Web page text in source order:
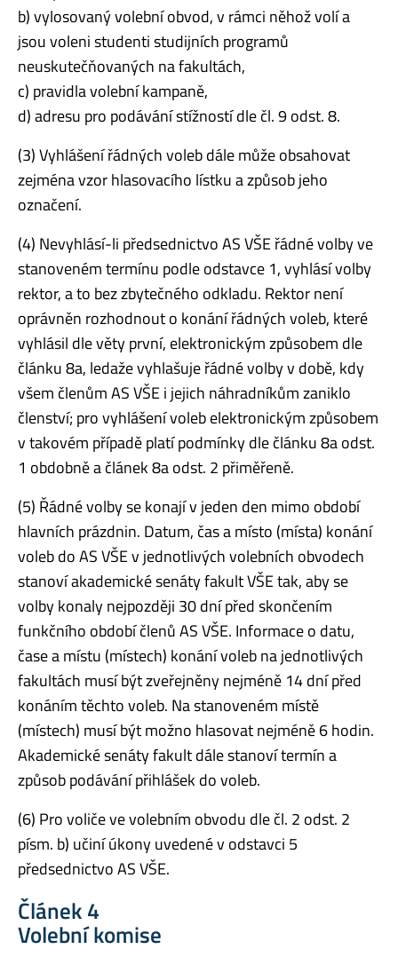
b) vylosovaný volební obvod, v rámci něhož volí a
jsou voleni studenti studijních programů
neuskutečňovaných na fakultách,
c) pravidla volební kampaně,
d) adresu pro podávání stížností dle čl. 9 odst. 8.
(3) Vyhlášení řádných voleb dále může obsahovat
zejména vzor hlasovacího lístku a způsob jeho
označení.
(4) Nevyhlásí-li předsednictvo AS VŠE řádné volby ve
stanoveném termínu podle odstavce 1, vyhlásí volby
rektor, a to bez zbytečného odkladu. Rektor není
oprávněn rozhodnout o konání řádných voleb, které
vyhlásil dle věty první, elektronickým způsobem dle
článku 8a, ledaže vyhlašuje řádné volby v době, kdy
všem členům AS VŠE i jejich náhradníkům zaniklo
členství; pro vyhlášení voleb elektronickým způsobem
v takovém případě platí podmínky dle článku 8a odst.
1 obdobně a článek 8a odst. 2 přiměřeně.
(5) Řádné volby se konají v jeden den mimo období
hlavních prázdnin. Datum, čas a místo (místa) konání
voleb do AS VŠE v jednotlivých volebních obvodech
stanoví akademické senáty fakult VŠE tak, aby se
volby konaly nejpozději 30 dní před skončením
funkčního období členů AS VŠE. Informace o datu,
čase a místu (místech) konání voleb na jednotlivých
fakultách musí být zveřejněny nejméně 14 dní před
konáním těchto voleb. Na stanoveném místě
(místech) musí být možno hlasovat nejméně 6 hodin.
Akademické senáty fakult dále stanoví termín a
způsob podávání přihlášek do voleb.
(6) Pro voliče ve volebním obvodu dle čl. 2 odst. 2
písm. b) učiní úkony uvedené v odstavci 5
předsednictvo AS VŠE.
Článek 4
Volební komise